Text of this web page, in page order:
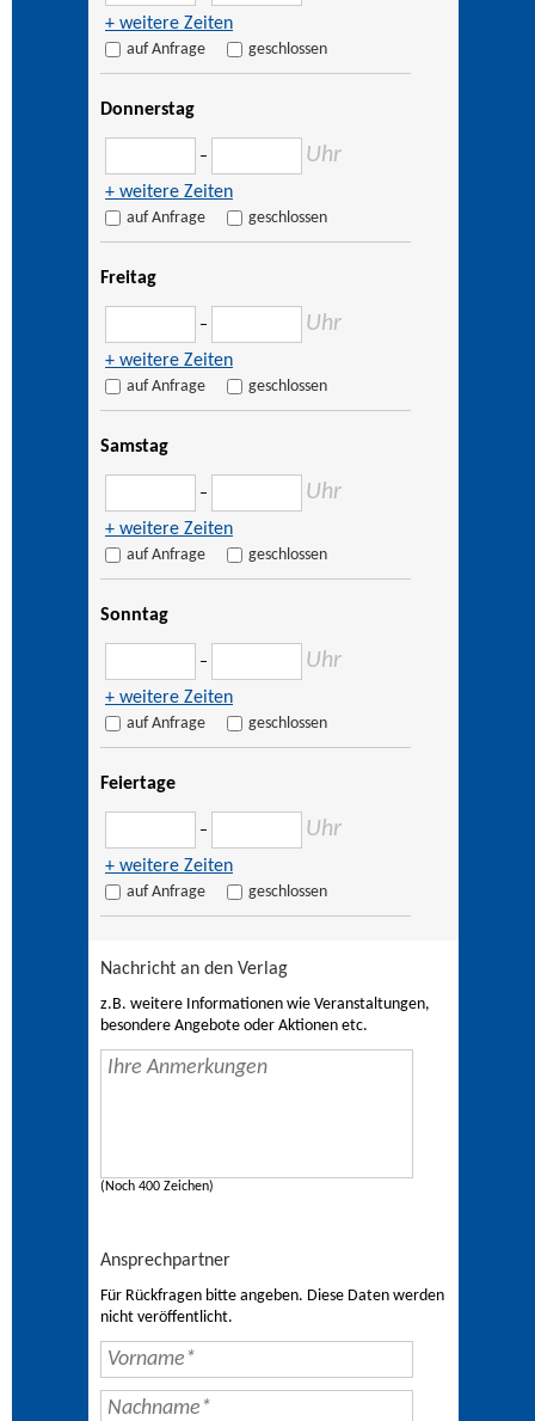
+ weitere Zeiten
auf Anfrage geschlossen
Donnerstag
– Uhr
+ weitere Zeiten
auf Anfrage geschlossen
Freitag
– Uhr
+ weitere Zeiten
auf Anfrage geschlossen
Samstag
– Uhr
+ weitere Zeiten
auf Anfrage geschlossen
Sonntag
– Uhr
+ weitere Zeiten
auf Anfrage geschlossen
Feiertage
– Uhr
+ weitere Zeiten
auf Anfrage geschlossen
Nachricht an den Verlag
z.B. weitere Informationen wie Veranstaltungen,
besondere Angebote oder Aktionen etc.
(Noch 400 Zeichen)
Ansprechpartner
Für Rückfragen bitte angeben. Diese Daten werden
nicht veröffentlicht.